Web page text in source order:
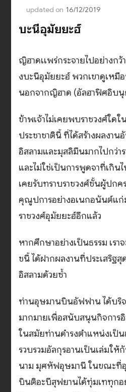
updated on 16/12/2019
บะนีอุมัยยะฮ์
ญิฮาดเเพร่กระจายไปอย่างก
งบะนีอุมัยยะฮ์ พวกเขาดูเหมื
นอกจากญิฮาด (อัลฮาฟิศอิบนุ
ข้าพเจ้าไม่เคยพบราชวงศ์ใดใ
ประชาชาตินี้ ที่ได้สร้างผลงา
อิสลามและมุสลิมีนมากไปกว่า
และไม่ใช่เป็นการพูดจาที่เกิน
เคยรับทราบราชวงศ์ชั้นผู้ปกค
คุณูปการอย่างอเนกอนันต์แก่
ราชวงศ์อุมัยยะฮ์อีกแล้ว
หากศึกษาอย่างเป็นธรรม เรา
ชนี้ ได้ฝากผลงานที่ประเสริฐ
อิสลามด้วยซ้ำ
ท่านอุษมานบินอัฟฟาน ได้บริ
มากมายเพื่อสนับสนุนกิจการ
ในสมัยท่านดำรงตำแหน่งเป็
รวบรวมอัลกุรอานเป็นเล่มให้
นาม มุศหัฟอุษมานี ในขณะที่
บินติอะบีสุฟยานได้ทุ่มเททุก